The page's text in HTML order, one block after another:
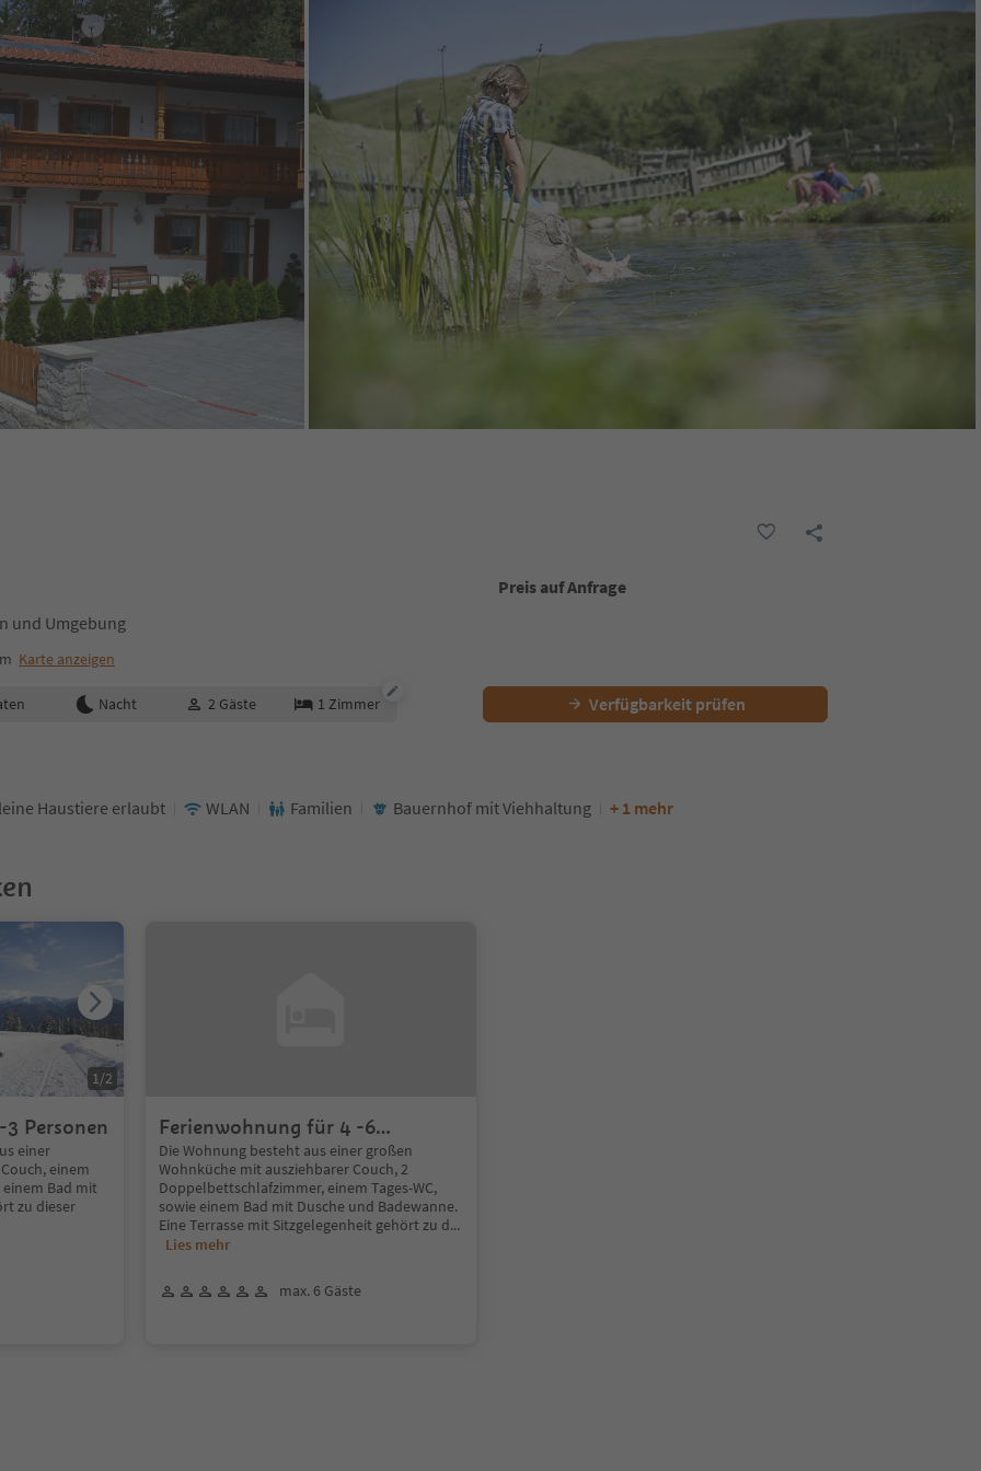
und Umgebung
Karte anzeigen
Preis auf Anfrage
Nacht 2 Gäste 1 Zimmer Verfügbarkeit prüfen
Haustiere erlaubt WLAN Familien Bauernhof mit Viehhaltung + 1 mehr
Personen
einer
einem
Bad mit
zu dieser
1/2
Ferienwohnung für 4 -6
Personen
Die Wohnung besteht aus einer großen
Wohnküche mit ausziehbarer Couch, 2
Doppelbettschlafzimmer, einem Tages-WC,
sowie einem Bad mit Dusche und Badewanne.
Eine Terrasse mit Sitzgelegenheit gehört zu d...
Lies mehr
max. 6 Gäste